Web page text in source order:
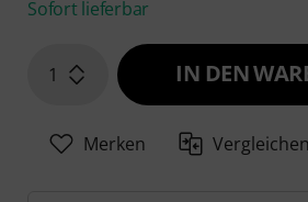
Sofort lieferbar
1 IN DEN
Merken Vergleichen